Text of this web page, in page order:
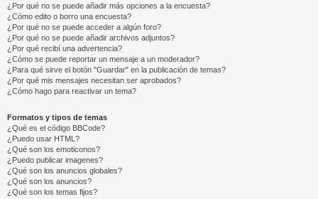
¿Por qué no se puede añadir más opciones a la encuesta?
¿Cómo edito o borro una encuesta?
¿Por qué no se puede acceder a algún foro?
¿Por qué no se puede añadir archivos adjuntos?
¿Por qué recibí una advertencia?
¿Cómo se puede reportar un mensaje a un moderador?
¿Para qué sirve el botón "Guardar" en la publicación de temas?
¿Por qué mis mensajes necesitan ser aprobados?
¿Cómo hago para reactivar un tema?
Formatos y tipos de temas
¿Qué es el código BBCode?
¿Puedo usar HTML?
¿Qué son los emoticonos?
¿Puedo publicar imagenes?
¿Qué son los anuncios globales?
¿Qué son los anuncios?
¿Qué son los temas fijos?